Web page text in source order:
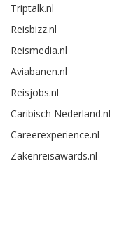
Triptalk.nl
Reisbizz.nl
Reismedia.nl
Aviabanen.nl
Reisjobs.nl
Caribisch Nederland.nl
Careerexperience.nl
Zakenreisawards.nl